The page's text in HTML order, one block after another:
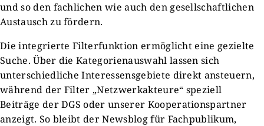
und so den fachlichen wie auch den gesellschaftlichen
Austausch zu fördern.
Die integrierte Filterfunktion ermöglicht eine gezielte
Suche. Über die Kategorienauswahl lassen sich
unterschiedliche Interessensgebiete direkt ansteuern,
während der Filter „Netzwerkakteure“ speziell
Beiträge der DGS oder unserer Kooperationspartner
anzeigt. So bleibt der Newsblog für Fachpublikum,